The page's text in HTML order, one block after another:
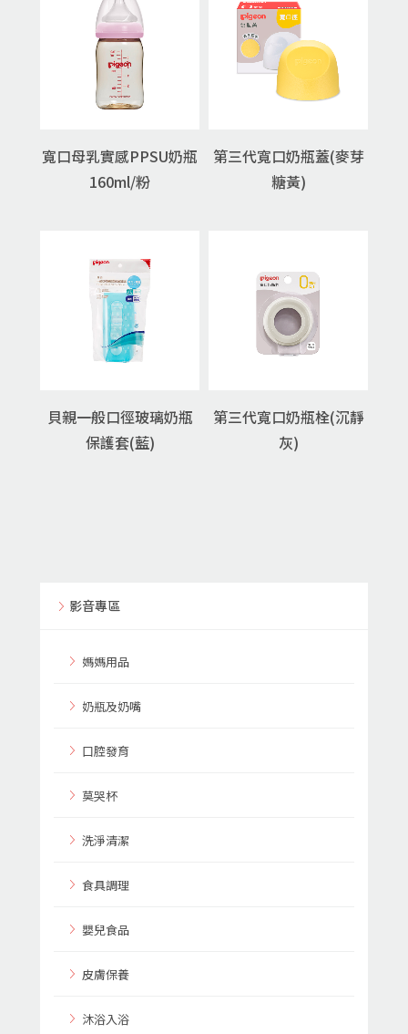
寬口母乳實感PPSU奶瓶
160ml/粉
第三代寬口奶瓶蓋(麥芽
糖黃)
貝親一般口徑玻璃奶瓶
保護套(藍)
第三代寬口奶瓶栓(沉靜
灰)
影音專區
媽媽用品
奶瓶及奶嘴
口腔發育
莫哭杯
洗淨清潔
食具調理
嬰兒食品
皮膚保養
沐浴入浴